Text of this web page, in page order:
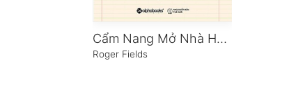
Cẩm Nang Mở Nhà Hàng
Roger Fields